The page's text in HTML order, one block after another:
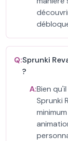
Q:Sprunki
?
A:Bien
Sprunki